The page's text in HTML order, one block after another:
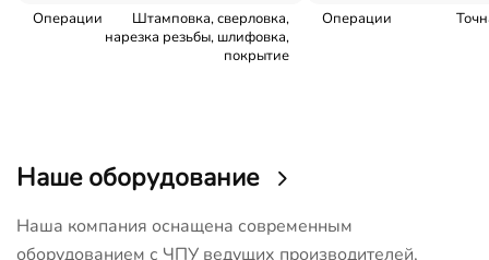
Операции
Штамповка, сверловка,
нарезка резьбы, шлифовка,
покрытие
Операции
Наше оборудование
Наша компания оснащена современным
оборудованием с ЧПУ ведущих производителей,